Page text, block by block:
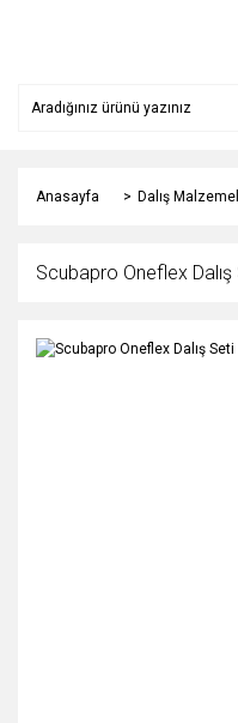
Anasayfa Dalış
Scubapro Oneflex